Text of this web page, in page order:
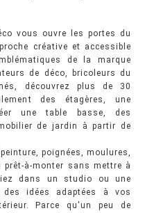
vous ouvre les portes du
créative et accessible
de la marque
de déco, bricoleurs du
découvrez plus de 30
des étagères, une
une table basse, des
de jardin à partir de
poignées, moulures,
prêt-à-monter sans mettre à
dans un studio ou une
idées adaptées à vos
Parce qu'un peu de